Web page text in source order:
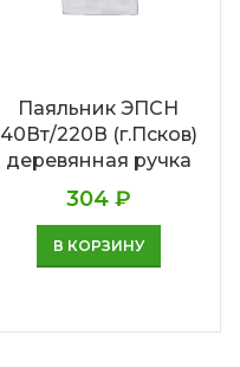
Паяльник ЭПСН
40Вт/220В (г.Псков)
деревянная ручка
304 ₽
В КОРЗИНУ